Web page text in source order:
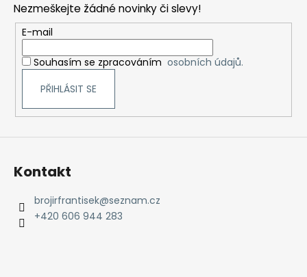
Nezmeškejte žádné novinky či slevy!
E-mail
Souhasím se zpracováním osobních údajů.
PŘIHLÁSIT SE
Kontakt
brojirfrantisek@seznam.cz
+420 606 944 283